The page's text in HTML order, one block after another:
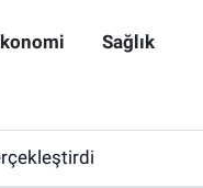
Sağlık